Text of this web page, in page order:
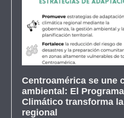
Centroamérica se une
ambiental: El
Climático transforma
regional